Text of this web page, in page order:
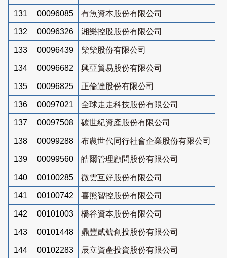
131 00096085 有魚資本股份有限公司
132 00096326 湘樂控股股份有限公司
133 00096439 柴柴股份有限公司
134 00096682 興亞貿易股份有限公司
135 00096825 正倫達股份有限公司
136 00097021 全球走走科技股份有限公司
137 00097508 碳世紀資產股份有限公司
138 00099288 布農世代同行社會企業股份有限公司
139 00099560 皓爾管理顧問股份有限公司
140 00100285 微雲互好股份有限公司
141 00100742 喜熊智控股份有限公司
142 00101003 橋谷資本股份有限公司
143 00101448 鼎豐貳號創投股份有限公司
144 00102283 辰立資產投資股份有限公司